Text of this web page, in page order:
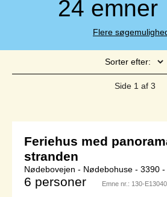
24 emner
Flere
Sorter efter:
Side 1 af 3
Feriehus med
stranden
Nødebovejen - Nødebohuse - 3390 -
6 personer Emne nr.: 130-E13040